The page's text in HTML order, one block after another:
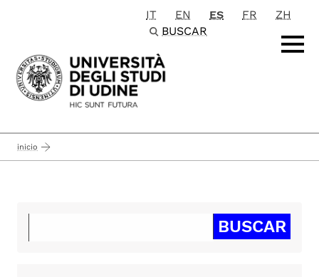
Passa al contenuto principale
IT EN ES FR
ZH
BUSCAR
inicio